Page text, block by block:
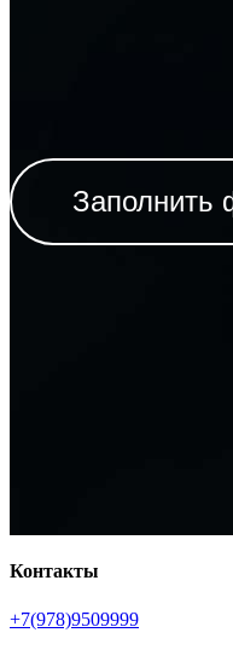
Заполнить
Контакты
+7(978)9509999